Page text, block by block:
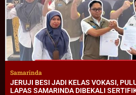
Samarinda
JERUJI BESI JADI KELAS VOKASI,
LAPAS SAMARINDA DIBEKALI